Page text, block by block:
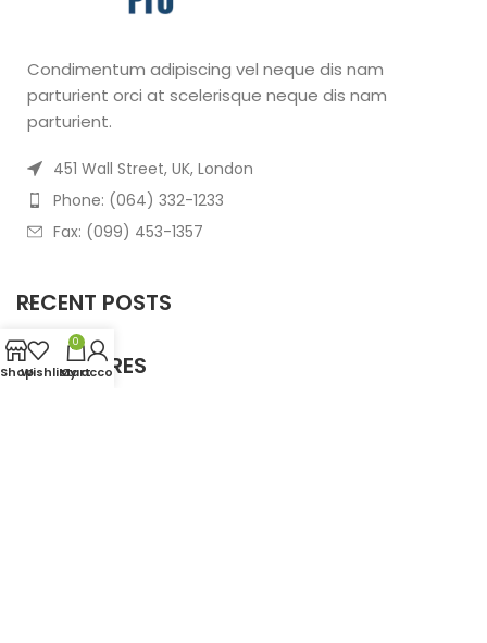
Condimentum adipiscing vel neque dis nam
parturient orci at scelerisque neque dis nam
parturient.
451 Wall Street, UK, London
Phone: (064) 332-1233
Fax: (099) 453-1357
RECENT POSTS
OUR STORES
ShopWishlist
0
Cart
My account